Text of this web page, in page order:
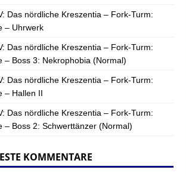
Das nördliche Kreszentia – Fork-Turm:
– Uhrwerk
Das nördliche Kreszentia – Fork-Turm:
– Boss 3: Nekrophobia (Normal)
Das nördliche Kreszentia – Fork-Turm:
– Hallen II
Das nördliche Kreszentia – Fork-Turm:
– Boss 2: Schwerttänzer (Normal)
KOMMENTARE